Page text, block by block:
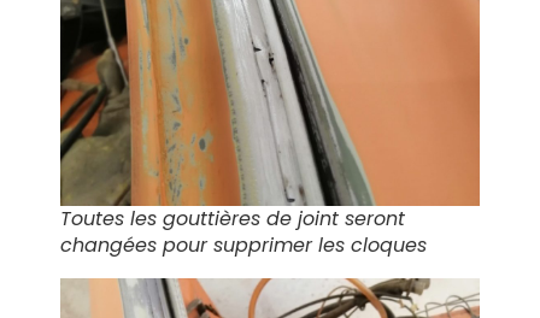
Toutes les gouttières de joint seront
changées pour supprimer les cloques